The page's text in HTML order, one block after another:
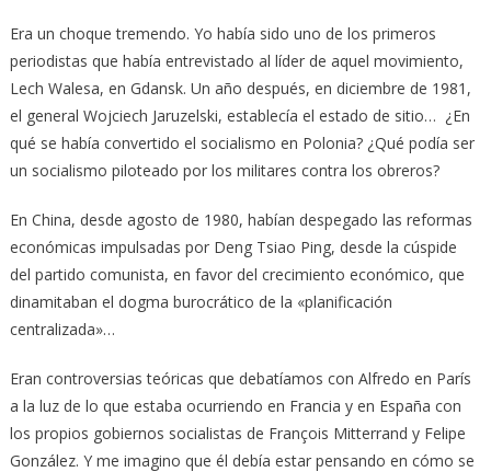
Era un choque tremendo. Yo había sido uno de los primeros
periodistas que había entrevistado al líder de aquel movimiento,
Lech Walesa, en Gdansk. Un año después, en diciembre de 1981,
el general Wojciech Jaruzelski, establecía el estado de sitio… ¿En
qué se había convertido el socialismo en Polonia? ¿Qué podía ser
un socialismo piloteado por los militares contra los obreros?
En China, desde agosto de 1980, habían despegado las reformas
económicas impulsadas por Deng Tsiao Ping, desde la cúspide
del partido comunista, en favor del crecimiento económico, que
dinamitaban el dogma burocrático de la «planificación
centralizada»…
Eran controversias teóricas que debatíamos con Alfredo en París
a la luz de lo que estaba ocurriendo en Francia y en España con
los propios gobiernos socialistas de François Mitterrand y Felipe
González. Y me imagino que él debía estar pensando en cómo se